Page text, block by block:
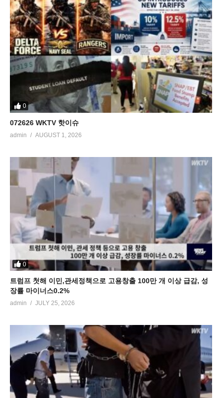
0
072626 WKTV 핫이슈
admin AUGUST 1, 2026
0
트럼프 첫해 이민,관세정책으로 고용창출 100만 개 이상 급감, 성
장률 마이너스0.2%
admin JULY 25, 2026